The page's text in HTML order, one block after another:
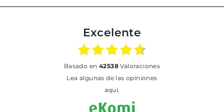
Excelente
basado en 42538Valoraciones
Lea algunas de las opiniones
aquí.